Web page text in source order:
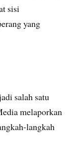
sisi
yang
salah satu
melaporkan
langkah